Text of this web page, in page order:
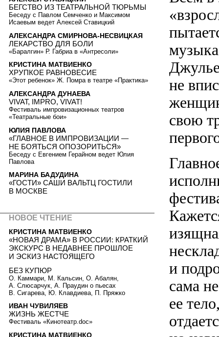
не
свою
и
сама
ее
БЕГСТВО ИЗ ТЕАТРАЛЬНОЙ ТЮРЬМЫ
Беседу с Павлом Семченко и Максимом
Исаевым ведет Алексей Ставицкий
АЛЕКСАНДРА СМИРНОВА-НЕСВИЦКАЯ
ЛЕКАРСТВО ДЛЯ БОЛИ
«Баралгин» Р. Габриа в «Антресоли»
КРИСТИНА МАТВИЕНКО
ХРУПКОЕ РАВНОВЕСИЕ
«Этот ребенок» Ж. Помра в театре «Практика»
АЛЕКСАНДРА ДУНАЕВА
VIVAT, IMPRO, VIVAT!
Фестиваль импровизационных театров
«Театральные бои»
ЮЛИЯ ПАВЛОВА
«ГЛАВНОЕ В ИМПРОВИЗАЦИИ —
НЕ БОЯТЬСЯ ОПОЗОРИТЬСЯ»
Беседу с Евгением Герайном ведет Юлия
Павлова
МАРИНА БАДУДИНА
«ГОСТИ» САШИ ВАЛЬТЦ ГОСТИЛИ
В МОСКВЕ
НОВОЕ ЧТЕНИЕ
КРИСТИНА МАТВИЕНКО
«НОВАЯ ДРАМА» В РОССИИ: КРАТКИЙ
ЭКСКУРС В НЕДАВНЕЕ ПРОШЛОЕ
И ЭСКИЗ НАСТОЯЩЕГО
БЕЗ КУПЮР
О. Каммари, М. Кальсин, О. Абалян,
А. Слюсарчук, А. Праудин о пьесах
В. Сигарева, Ю. Клавдиева, П. Пряжко
ИВАН ЧУВИЛЯЕВ
ЖИЗНЬ ЖЕСТЧЕ
Фестиваль «Кинотеатр.doc»
КРИСТИНА МАТВИЕНКО